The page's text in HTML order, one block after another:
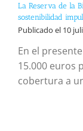
La Reserva de la
sostenibilidad
Publicado el 10
En el
15.000 euros
cobertura a